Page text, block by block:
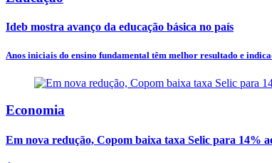
Ideb mostra avanço da educação básica no país
Anos iniciais do ensino fundamental têm melhor resultado e
Economia
Em nova redução, Copom baixa taxa Selic para 14%